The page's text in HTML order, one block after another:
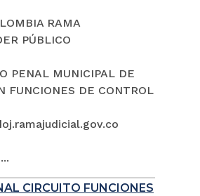
RAMA
PÚBLICO
PENAL MUNICIPAL DE
FUNCIONES DE CONTROL
CIRCUITO FUNCIONES